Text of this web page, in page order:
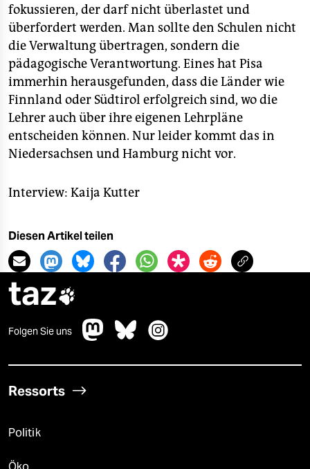
fokussieren, der darf nicht überlastet und
überfordert werden. Man sollte den Schulen nicht
die Verwaltung übertragen, sondern die
pädagogische Verantwortung. Eines hat Pisa
immerhin herausgefunden, dass die Länder wie
Finnland oder Südtirol erfolgreich sind, wo die
Lehrer auch über ihre eigenen Lehrpläne
entscheiden können. Nur leider kommt das in
Niedersachsen und Hamburg nicht vor.
Interview: Kaija Kutter
Diesen Artikel teilen
taz
Folgen Sie uns
Ressorts
Politik